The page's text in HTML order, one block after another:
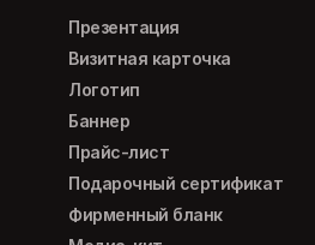
Презентация
Визитная карточка
Логотип
Баннер
Прайс-лист
Подарочный сертификат
Фирменный бланк